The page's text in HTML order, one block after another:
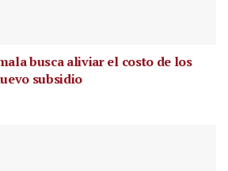
busca aliviar el costo de los
subsidio